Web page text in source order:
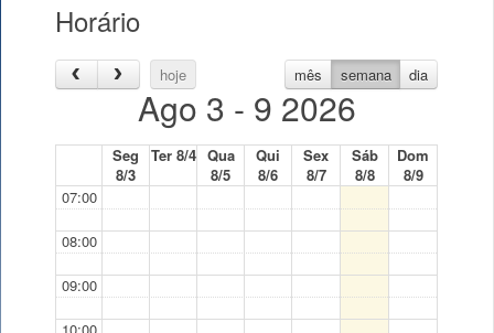
Horário
hoje mês semana dia
Ago 3 - 9 2026
Seg
8/3
Ter 8/4 Qua
8/5
Qui
8/6
Sex
8/7
Sáb
8/8
Dom
8/9
07:00
08:00
09:00